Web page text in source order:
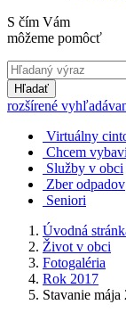
S čím Vám
môžeme pomôcť
Hľadať
rozšírené
Virtuálny
Chcem
Služby v obci
Zber odpadov
Seniori
Úvodná
Život v obci
Fotogaléria
Rok 2017
Stavanie mája